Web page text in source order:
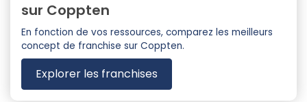
sur Coppten
En fonction de vos ressources, comparez les meilleurs
concept de franchise sur Coppten.
Explorer les franchises